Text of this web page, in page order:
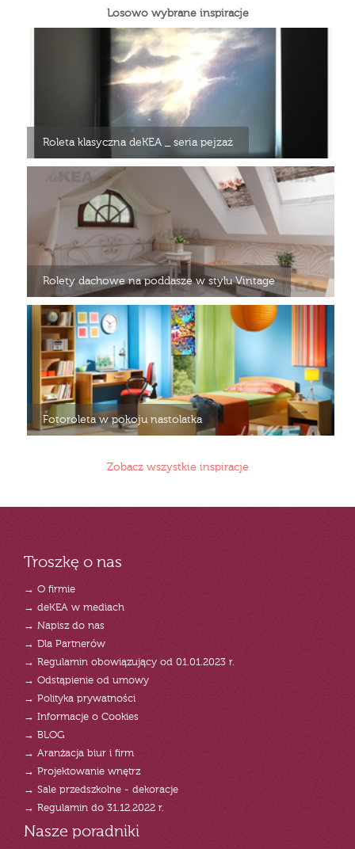
Losowo wybrane inspiracje
Roleta klasyczna deKEA _ seria pejzaż
Rolety dachowe na poddasze w stylu Vintage
Fotoroleta w pokoju nastolatka
Zobacz wszystkie inspiracje
Troszkę o nas
→ O firmie
→ deKEA w mediach
→ Napisz do nas
→ Dla Partnerów
→ Regulamin obowiązujący od 01.01.2023 r.
→ Odstąpienie od umowy
→ Polityka prywatności
→ Informacje o Cookies
→ BLOG
→ Aranżacja biur i firm
→ Projektowanie wnętrz
→ Sale przedszkolne - dekoracje
→ Regulamin do 31.12.2022 r.
Nasze poradniki